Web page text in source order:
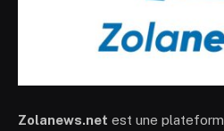
Zolanews.net est une